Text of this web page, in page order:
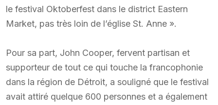
le festival Oktoberfest dans le district Eastern
Market, pas très loin de l’église St. Anne ».
Pour sa part, John Cooper, fervent partisan et
supporteur de tout ce qui touche la francophonie
dans la région de Détroit, a souligné que le festival
avait attiré quelque 600 personnes et a également